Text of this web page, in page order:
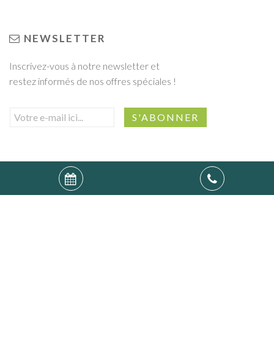
NEWSLETTER
Inscrivez-vous à notre newsletter et
restez informés de nos offres spéciales !